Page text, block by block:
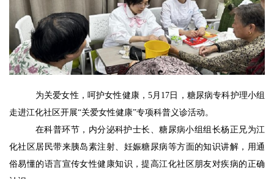
为关爱女性，呵护女性健康， 5月17日，糖尿病专科护理小组
走进江化社区开展“关爱女性健康”专项科普义诊活动。
在科普环节，内分泌科护士长、糖尿病小组组长杨正兄为江
化社区居民带来胰岛素注射、妊娠糖尿病等方面的知识讲解，用通
俗易懂的语言宣传女性健康知识，提高江化社区朋友对疾病的正确